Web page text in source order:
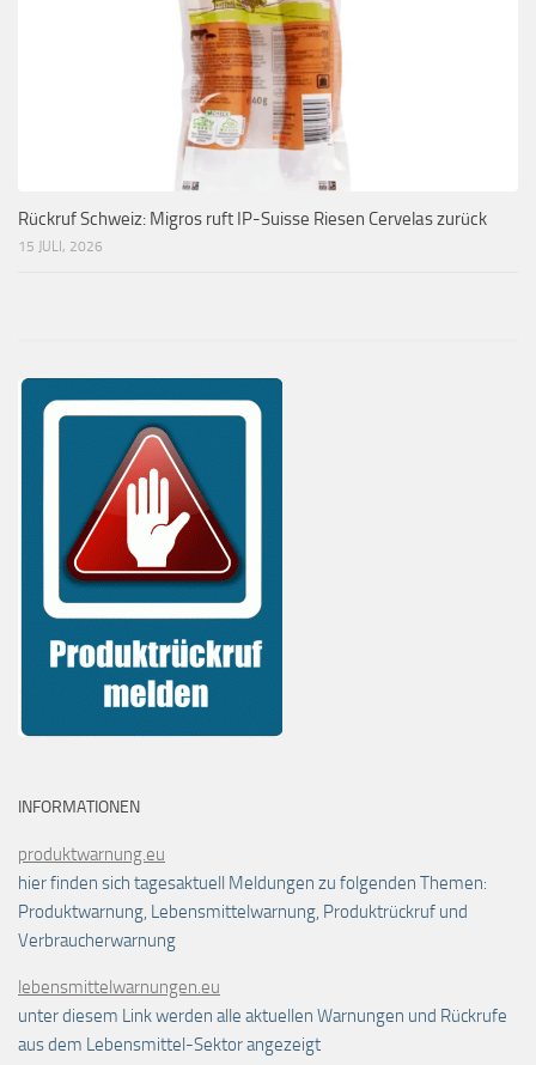
Rückruf Schweiz: Migros ruft IP-Suisse Riesen Cervelas zurück
15 JULI, 2026
INFORMATIONEN
produktwarnung.eu
hier finden sich tagesaktuell Meldungen zu folgenden Themen:
Produktwarnung, Lebensmittelwarnung, Produktrückruf und
Verbraucherwarnung
lebensmittelwarnungen.eu
unter diesem Link werden alle aktuellen Warnungen und Rückrufe
aus dem Lebensmittel-Sektor angezeigt